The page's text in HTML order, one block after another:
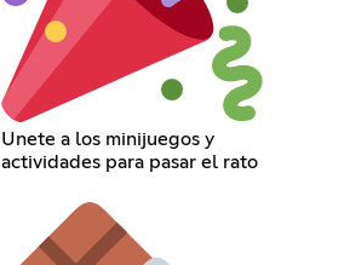
Unete a los minijuegos y
actividades para pasar el rato